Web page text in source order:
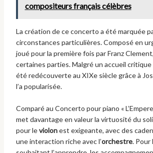
compositeurs français célèbres
La création de ce concerto a été marquée
circonstances particulières. Composé en
joué pour la première fois par Franz
certaines parties. Malgré un accueil critique
été redécouverte au XIXe siècle grâce à
l’a popularisée.
Comparé au Concerto pour piano «
met davantage en valeur la virtuosité du
pour leviolonest exigeante, avec des
une interaction riche avec l’orchestre. Pour